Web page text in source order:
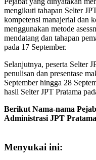
mengikuti tahapan Selter
kompetensi manajerial dan
menggunakan metode
mendatang dan tahapan
pada 17 September.
Selanjutnya, peserta Selter
penulisan dan presentase
September hingga 28
hasil Selter JPT Pratama
Berikut Nama-nama
Administrasi JPT
Menyukai ini: